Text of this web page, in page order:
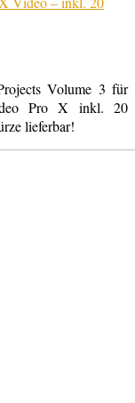
Volume 3 für
Pro X inkl. 20
lieferbar!